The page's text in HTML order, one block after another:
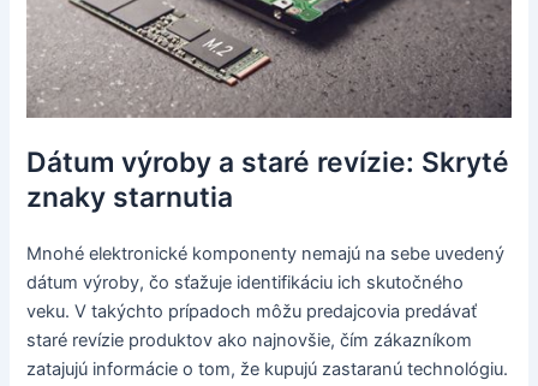
Dátum výroby a staré revízie: Skryté
znaky starnutia
Mnohé elektronické komponenty nemajú na sebe uvedený
dátum výroby, čo sťažuje identifikáciu ich skutočného
veku. V takýchto prípadoch môžu predajcovia predávať
staré revízie produktov ako najnovšie, čím zákazníkom
zatajujú informácie o tom, že kupujú zastaranú technológiu.